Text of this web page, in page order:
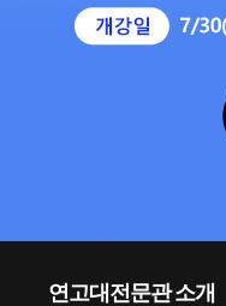
연고대전문관 소개